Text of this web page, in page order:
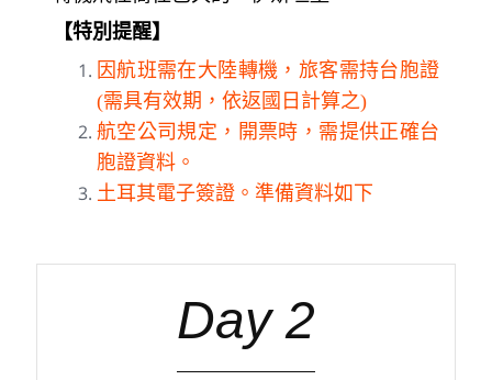
【特別提醒】
因航班需在大陸轉機，旅客需持台胞證
(需具有效期，依返國日計算之)
航空公司規定，開票時，需提供正確台
胞證資料。
土耳其電子簽證。準備資料如下
Day 2